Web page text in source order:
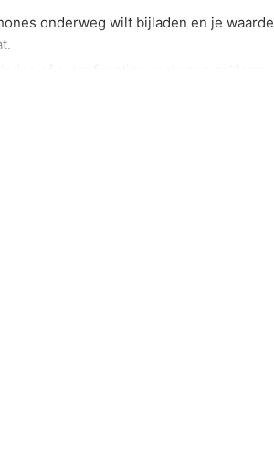
onderweg wilt bijladen en je waarde